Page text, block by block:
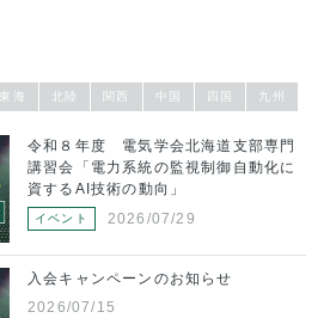
東海 北陸 関西 中国 四国 九州
令和８年度 電気学会北海道支部専門
講習会「電力系統の監視制御自動化に
資するAI技術の動向」
イベント 2026/07/29
入会キャンペーンのお知らせ
2026/07/15